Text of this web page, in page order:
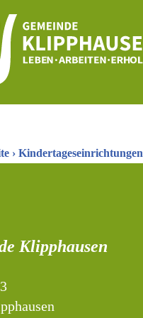
› Kindertageseinrichtungen
Klipphausen